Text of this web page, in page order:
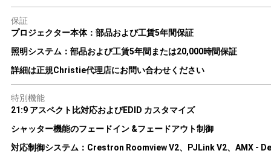
保証
プロジェクター本体：部品および工賃5年間保証
照明システム：部品および工賃5年間または20,000時間保証
詳細は正規Christie代理店にお問い合わせください
特別機能
21:9 アスペクト比対応およびEDID カスタマイズ
シャッター機能のフェードイン &フェードアウト制御
対応制御システム：Crestron Roomview V2、PJLink V2、AMX -